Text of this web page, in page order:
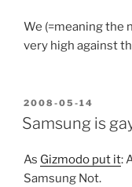
We (=meaning the
very high against
POSTED
ON
2008-05-14
Samsung is
As Gizmodo put it:
Samsung Not.